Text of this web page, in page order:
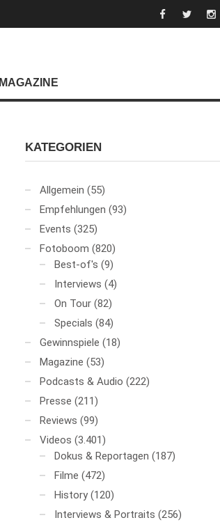
MAGAZINE
KATEGORIEN
Allgemein (55)
Empfehlungen (93)
Events (325)
Fotoboom (820)
Best-of's (9)
Interviews (4)
On Tour (82)
Specials (84)
Gewinnspiele (18)
Magazine (53)
Podcasts & Audio (222)
Presse (211)
Reviews (99)
Videos (3.401)
Dokus & Reportagen (187)
Filme (472)
History (120)
Interviews & Portraits (256)